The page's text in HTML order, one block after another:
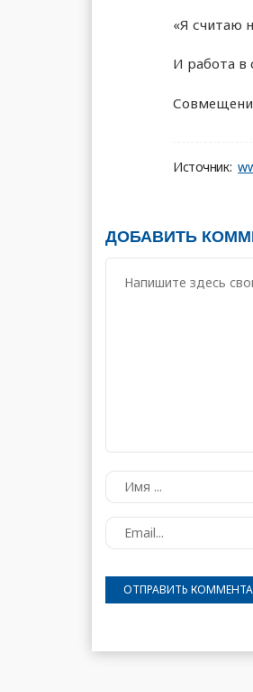
«Я считаю
И работа в
Источник:
ДОБАВИТЬ